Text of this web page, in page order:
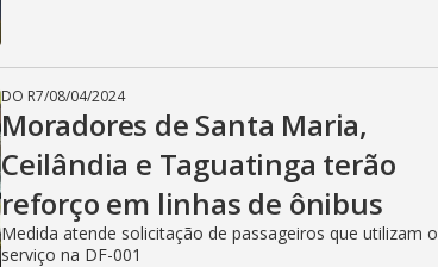
DO R7/08/04/2024
Moradores de Santa Maria,
Ceilândia e Taguatinga terão
reforço em linhas de ônibus
Medida atende solicitação de passageiros que utilizam o
serviço na DF-001